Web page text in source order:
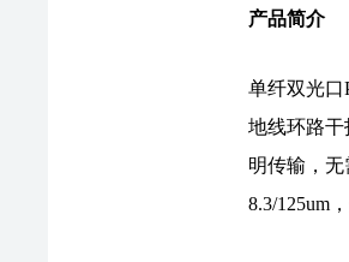
产品简介
单纤双光口
地线环路
明传输，无
8.3/125um